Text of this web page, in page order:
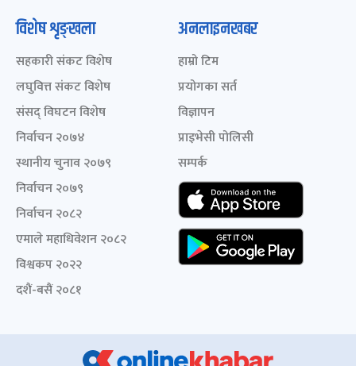
विशेष शृङ्खला
सहकारी संकट विशेष
लघुवित्त संकट विशेष
संसद् विघटन विशेष
निर्वाचन २०७४
स्थानीय चुनाव २०७९
निर्वाचन २०७९
निर्वाचन २०८२
एमाले महाधिवेशन २०८२
विश्वकप २०२२
दशैं-बसैं २०८१
अनलाइनखबर
हाम्रो टिम
प्रयोगका सर्त
विज्ञापन
प्राइभेसी पोलिसी
सम्पर्क